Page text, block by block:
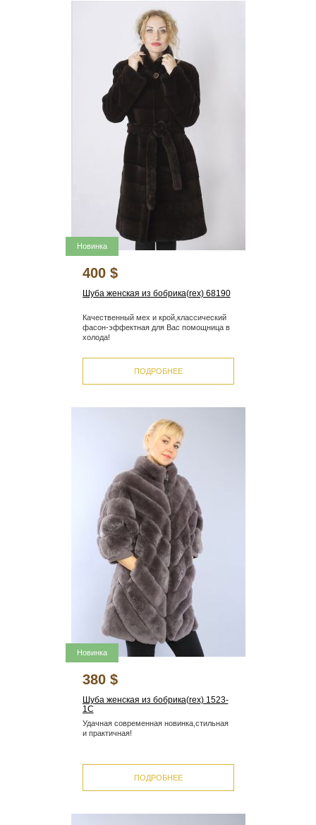
Новинка
400 $
Шуба женская из бобрика(rex) 68190
Качественный мех и крой,классический
фасон-эффектная для Вас помощница в
холода!
ПОДРОБНЕЕ
Новинка
380 $
Шуба женская из бобрика(rex) 1523-
1С
Удачная современная новинка,стильная
и практичная!
ПОДРОБНЕЕ